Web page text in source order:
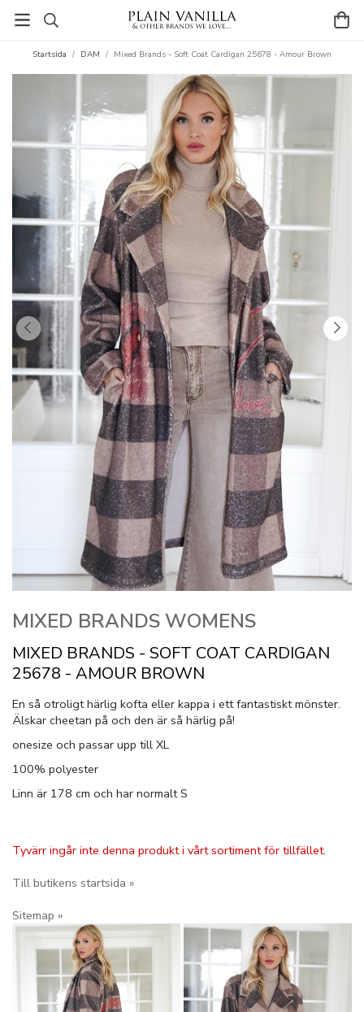
Startsida / DAM / Mixed Brands - Soft Coat Cardigan 25678 - Amour Brown
MIXED BRANDS WOMENS
MIXED BRANDS - SOFT COAT CARDIGAN
25678 - AMOUR BROWN
En så otroligt härlig kofta eller kappa i ett fantastiskt mönster.
Älskar cheetan på och den är så härlig på!
onesize och passar upp till XL
100% polyester
Linn är 178 cm och har normalt S
Tyvärr ingår inte denna produkt i vårt sortiment för tillfället.
Till butikens startsida »
Sitemap »